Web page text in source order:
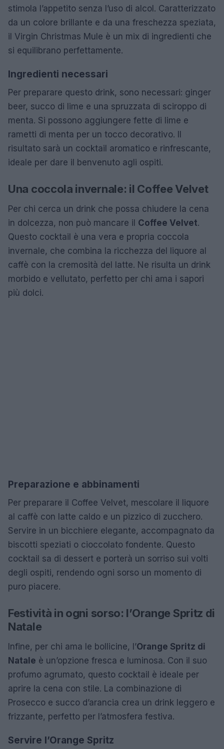
stimola l’appetito senza l’uso di alcol. Caratterizzato
da un colore brillante e da una freschezza speziata,
il Virgin Christmas Mule è un mix di ingredienti che
si equilibrano perfettamente.
Ingredienti necessari
Per preparare questo drink, sono necessari: ginger
beer, succo di lime e una spruzzata di sciroppo di
menta. Si possono aggiungere fette di lime e
rametti di menta per un tocco decorativo. Il
risultato sarà un cocktail aromatico e rinfrescante,
ideale per dare il benvenuto agli ospiti.
Una coccola invernale: il Coffee Velvet
Per chi cerca un drink che possa chiudere la cena
in dolcezza, non può mancare il Coffee Velvet.
Questo cocktail è una vera e propria coccola
invernale, che combina la ricchezza del liquore al
caffè con la cremosità del latte. Ne risulta un drink
morbido e vellutato, perfetto per chi ama i sapori
più dolci.
Preparazione e abbinamenti
Per preparare il Coffee Velvet, mescolare il liquore
al caffè con latte caldo e un pizzico di zucchero.
Servire in un bicchiere elegante, accompagnato da
biscotti speziati o cioccolato fondente. Questo
cocktail sa di dessert e porterà un sorriso sui volti
degli ospiti, rendendo ogni sorso un momento di
puro piacere.
Festività in ogni sorso: l’Orange Spritz di
Natale
Infine, per chi ama le bollicine, l’Orange Spritz di
Natale è un’opzione fresca e luminosa. Con il suo
profumo agrumato, questo cocktail è ideale per
aprire la cena con stile. La combinazione di
Prosecco e succo d’arancia crea un drink leggero e
frizzante, perfetto per l’atmosfera festiva.
Servire l’Orange Spritz